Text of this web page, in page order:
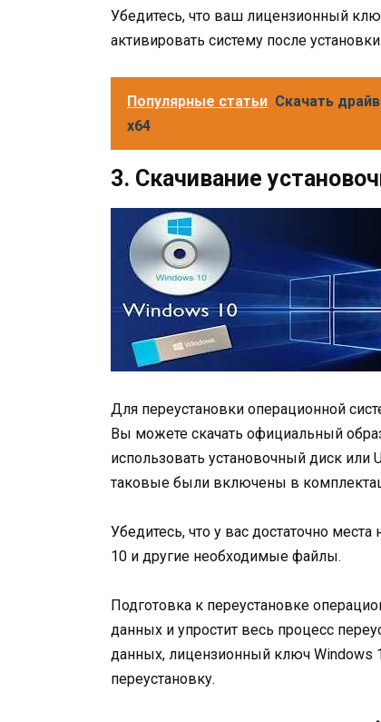
Убедитесь, что ваш лицензионный
активировать систему после установки.
Популярные статьи Скачать
x64
3. Скачивание
Для переустановки операционной
Вы можете скачать официальный
использовать установочный диск или
таковые были включены в
Убедитесь, что у вас достаточно
10 и другие необходимые файлы.
Подготовка к переустановке
данных и упростит весь процесс
данных, лицензионный ключ Windows
переустановку.